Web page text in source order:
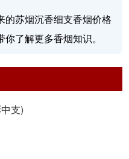
的苏烟沉香细支香烟价格
了解更多香烟知识。
支)